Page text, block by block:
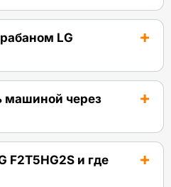
LG
машиной через
F2T5HG2S и где